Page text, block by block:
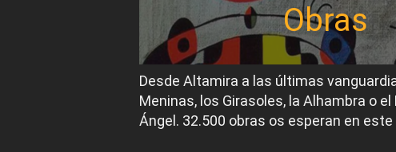
Obras
Desde Altamira a las últimas
Meninas, los Girasoles, la Alhambra o el
Ángel. 32.500 obras os esperan en